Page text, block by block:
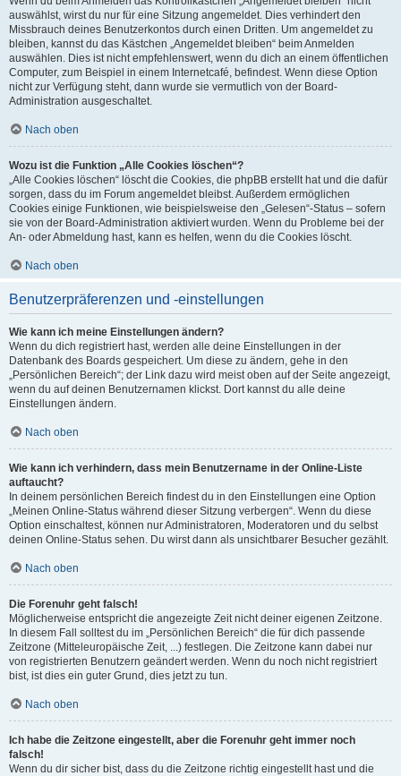
auswählst, wirst du nur für eine Sitzung angemeldet. Dies verhindert den
Missbrauch deines Benutzerkontos durch einen Dritten. Um angemeldet zu
bleiben, kannst du das Kästchen „Angemeldet bleiben“ beim Anmelden
auswählen. Dies ist nicht empfehlenswert, wenn du dich an einem öffentlichen
Computer, zum Beispiel in einem Internetcafé, befindest. Wenn diese Option
nicht zur Verfügung steht, dann wurde sie vermutlich von der Board-
Administration ausgeschaltet.
Nach oben
Wozu ist die Funktion „Alle Cookies löschen“?
„Alle Cookies löschen“ löscht die Cookies, die phpBB erstellt hat und die dafür
sorgen, dass du im Forum angemeldet bleibst. Außerdem ermöglichen
Cookies einige Funktionen, wie beispielsweise den „Gelesen“-Status – sofern
sie von der Board-Administration aktiviert wurden. Wenn du Probleme bei der
An- oder Abmeldung hast, kann es helfen, wenn du die Cookies löscht.
Nach oben
Benutzerpräferenzen und -einstellungen
Wie kann ich meine Einstellungen ändern?
Wenn du dich registriert hast, werden alle deine Einstellungen in der
Datenbank des Boards gespeichert. Um diese zu ändern, gehe in den
„Persönlichen Bereich“; der Link dazu wird meist oben auf der Seite angezeigt,
wenn du auf deinen Benutzernamen klickst. Dort kannst du alle deine
Einstellungen ändern.
Nach oben
Wie kann ich verhindern, dass mein Benutzername in der Online-Liste
auftaucht?
In deinem persönlichen Bereich findest du in den Einstellungen eine Option
„Meinen Online-Status während dieser Sitzung verbergen“. Wenn du diese
Option einschaltest, können nur Administratoren, Moderatoren und du selbst
deinen Online-Status sehen. Du wirst dann als unsichtbarer Besucher gezählt.
Nach oben
Die Forenuhr geht falsch!
Möglicherweise entspricht die angezeigte Zeit nicht deiner eigenen Zeitzone.
In diesem Fall solltest du im „Persönlichen Bereich“ die für dich passende
Zeitzone (Mitteleuropäische Zeit, ...) festlegen. Die Zeitzone kann dabei nur
von registrierten Benutzern geändert werden. Wenn du noch nicht registriert
bist, ist dies ein guter Grund, dies jetzt zu tun.
Nach oben
Ich habe die Zeitzone eingestellt, aber die Forenuhr geht immer noch
falsch!
Wenn du dir sicher bist, dass du die Zeitzone richtig eingestellt hast und die